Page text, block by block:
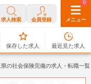
求人検索 会員登録 メニュー
0
保存した求人
0
最近見た求人
県の社会保険完備の求人・転職一覧